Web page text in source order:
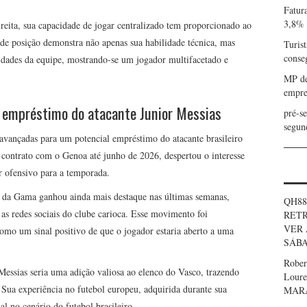
sua capacidade de jogar centralizado tem proporcionado ao
posição demonstra não apenas sua habilidade técnica, mas
da equipe, mostrando-se um jogador multifacetado e
do atacante Junior Messias
para um potencial empréstimo do atacante brasileiro
com o Genoa até junho de 2026, despertou o interesse
para a temporada.
Gama ganhou ainda mais destaque nas últimas semanas,
redes sociais do clube carioca. Esse movimento foi
um sinal positivo de que o jogador estaria aberto a uma
seria uma adição valiosa ao elenco do Vasco, trazendo
experiência no futebol europeu, adquirida durante sua
3,8%
MP
pré-
QH88
VER